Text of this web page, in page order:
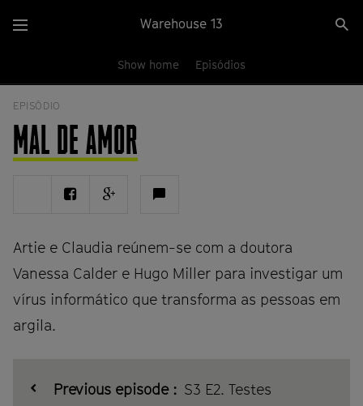
para
principal
Menu Warehouse 13
Show home Episódios
EPISÓDIO
MAL DE AMOR
ShareShare Share
Ver
Artie e Claudia reúnem-se com a doutora
Vanessa Calder e Hugo Miller para investigar um
vírus informático que transforma as pessoas em
argila.
Previous episode : S3 E2. Testes